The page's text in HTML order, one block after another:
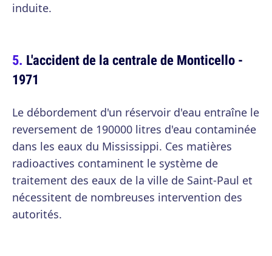
induite.
L'accident de la centrale de Monticello -
1971
Le débordement d'un réservoir d'eau entraîne le
reversement de 190000 litres d'eau contaminée
dans les eaux du Mississippi. Ces matières
radioactives contaminent le système de
traitement des eaux de la ville de Saint-Paul et
nécessitent de nombreuses intervention des
autorités.